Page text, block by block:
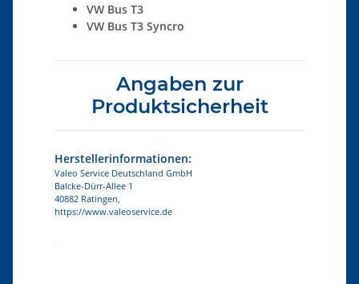
VW Bus T3
VW Bus T3 Syncro
Angaben zur
Produktsicherheit
Herstellerinformationen:
Valeo Service Deutschland GmbH
Balcke-Dürr-Allee 1
40882 Ratingen,
https://www.valeoservice.de